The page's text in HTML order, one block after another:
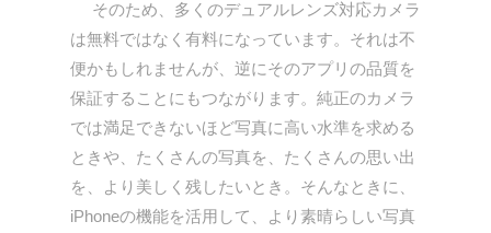
そのため、多くのデュアルレンズ対応カメラ
は無料ではなく有料になっています。それは不
便かもしれませんが、逆にそのアプリの品質を
保証することにもつながります。純正のカメラ
では満足できないほど写真に高い水準を求める
ときや、たくさんの写真を、たくさんの思い出
を、より美しく残したいとき。そんなときに、
iPhoneの機能を活用して、より素晴らしい写真